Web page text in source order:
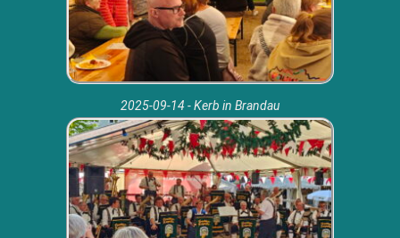
2025-09-14 - Kerb in Brandau